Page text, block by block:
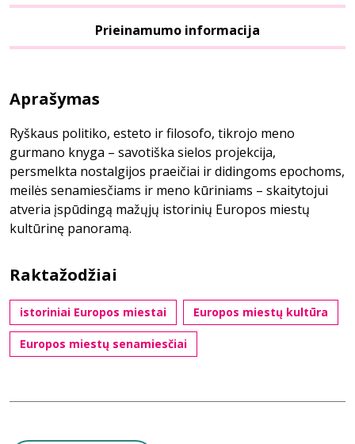
Prieinamumo informacija
Aprašymas
Ryškaus politiko, esteto ir filosofo, tikrojo meno
gurmano knyga – savotiška sielos projekcija,
persmelkta nostalgijos praeičiai ir didingoms epochoms,
meilės senamiesčiams ir meno kūriniams – skaitytojui
atveria įspūdingą mažųjų istorinių Europos miestų
kultūrinę panoramą.
Raktažodžiai
istoriniai Europos miestai Europos miestų kultūra
Europos miestų senamiesčiai